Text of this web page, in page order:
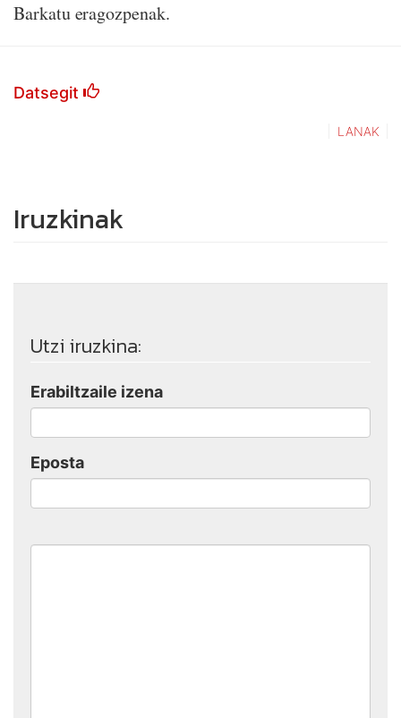
Barkatu eragozpenak.
Datsegit
LANAK
Iruzkinak
Utzi iruzkina:
Erabiltzaile izena
Eposta